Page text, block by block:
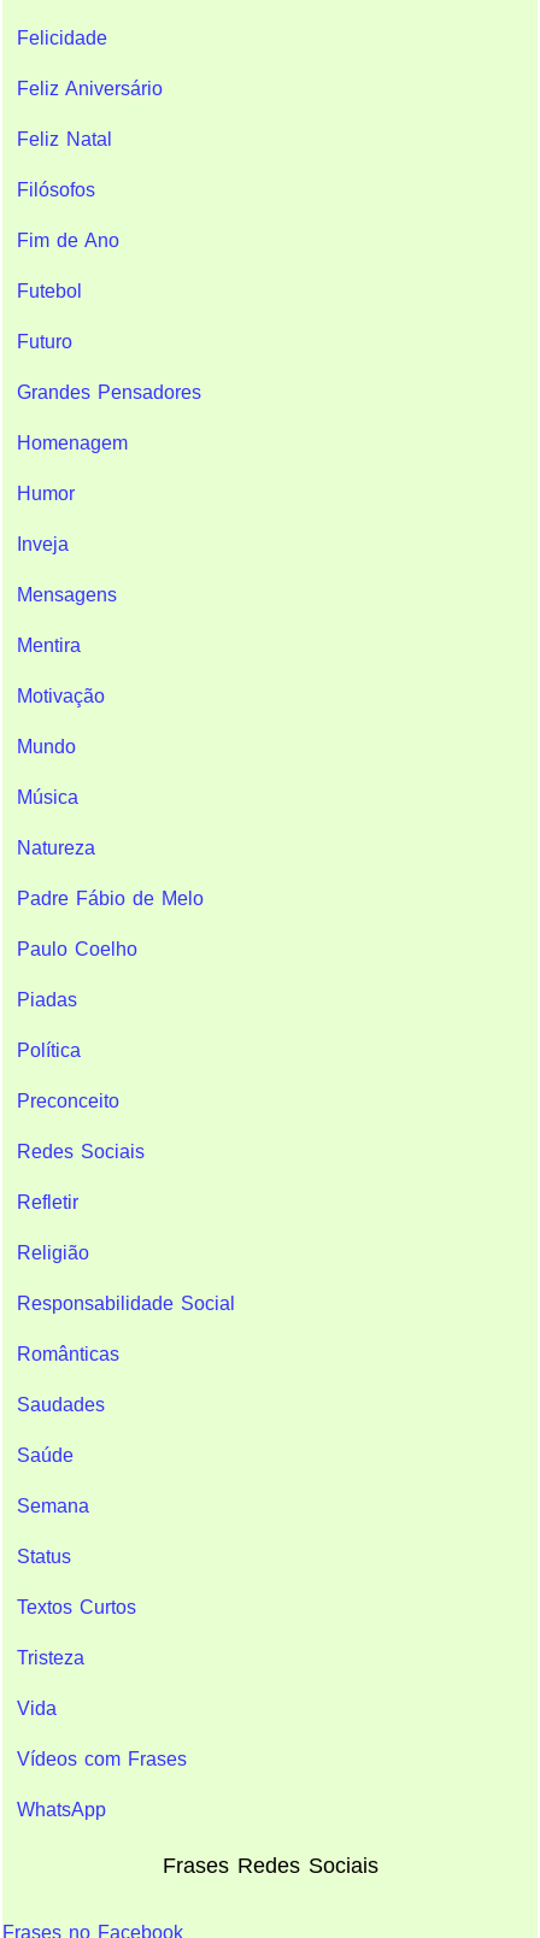
Felicidade
Feliz Aniversário
Feliz Natal
Filósofos
Fim de Ano
Futebol
Futuro
Grandes Pensadores
Homenagem
Humor
Inveja
Mensagens
Mentira
Motivação
Mundo
Música
Natureza
Padre Fábio de Melo
Paulo Coelho
Piadas
Política
Preconceito
Redes Sociais
Refletir
Religião
Responsabilidade Social
Românticas
Saudades
Saúde
Semana
Status
Textos Curtos
Tristeza
Vida
Vídeos com Frases
WhatsApp
Frases Redes Sociais
Frases no Facebook